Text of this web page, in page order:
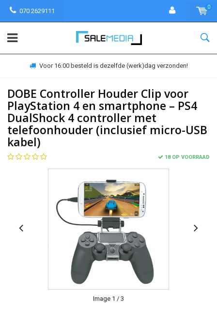
070 2629111
0
Voor 16:00 besteld is dezelfde (werk)dag verzonden!
DOBE Controller Houder Clip voor
PlayStation 4 en smartphone – PS4
DualShock 4 controller met
telefoonhouder (inclusief micro-USB
kabel)
18 OP VOORRAAD
Image 1 / 3